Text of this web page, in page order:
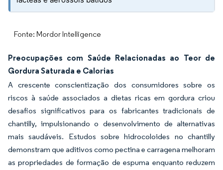
Fonte: Mordor Intelligence
Preocupações com Saúde Relacionadas ao Teor de
Gordura Saturada e Calorias
A crescente conscientização dos consumidores sobre os
riscos à saúde associados a dietas ricas em gordura criou
desafios significativos para os fabricantes tradicionais de
chantilly, impulsionando o desenvolvimento de alternativas
mais saudáveis. Estudos sobre hidrocoloides no chantilly
demonstram que aditivos como pectina e carragena melhoram
as propriedades de formação de espuma enquanto reduzem